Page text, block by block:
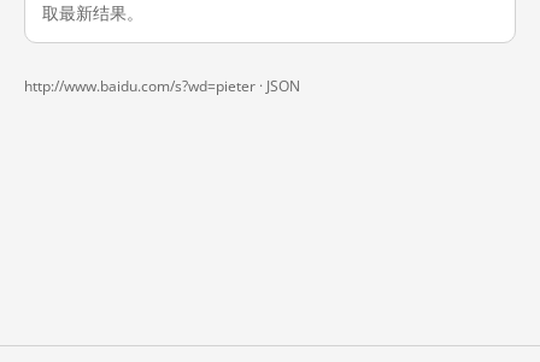
取最新结果。
http://www.baidu.com/s?wd=pieter · JSON